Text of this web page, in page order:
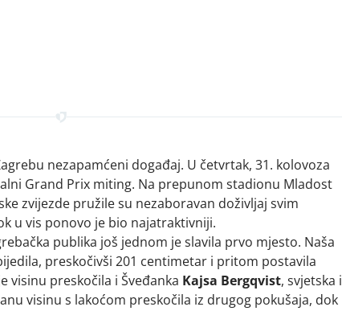
nezapamćeni događaj. U četvrtak, 31. kolovoza
Grand Prix miting. Na prepunom stadionu Mladost
zvijezde pružile su nezaboravan doživljaj svim
u vis ponovo je bio najatraktivniji.
publika još jednom je slavila prvo mjesto. Naša
preskočivši 201 centimetar i pritom postavila
visinu preskočila i Šveđanka Kajsa Bergqvist, svjetska i
visinu s lakoćom preskočila iz drugog pokušaja, dok